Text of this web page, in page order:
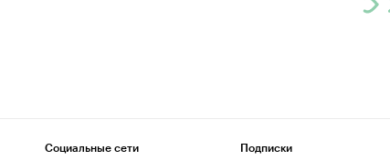
Социальные сети Подписки